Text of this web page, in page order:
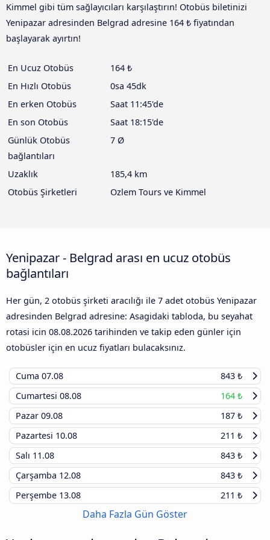
Kimmel gibi tüm sağlayıcıları karşılaştırın! Otobüs biletinizi
Yenipazar adresinden Belgrad adresine 164 ₺ fiyatından
başlayarak ayırtın!
En Ucuz Otobüs
164 ₺
En Hızlı Otobüs
0sa 45dk
En erken Otobüs
Saat 11:45'de
En son Otobüs
Saat 18:15'de
Günlük Otobüs
bağlantıları
7 Ø
Uzaklık
185,4 km
Otobüs Şirketleri
Ozlem Tours ve Kimmel
Yenipazar - Belgrad arası en ucuz otobüs
bağlantıları
Her gün, 2 otobüs şirketi aracılığı ile 7 adet otobüs Yenipazar
adresinden Belgrad adresine: Asagidaki tabloda, bu seyahat
rotasi icin 08.08.2026 tarihinden ve takip eden günler için
otobüsler için en ucuz fiyatları bulacaksınız.
Cuma 07.08
843 ₺
Cumartesi 08.08
164 ₺
Pazar 09.08
187 ₺
Pazartesi 10.08
211 ₺
Salı 11.08
843 ₺
Çarşamba 12.08
843 ₺
Perşembe 13.08 211 ₺
Daha Fazla Gün Göster